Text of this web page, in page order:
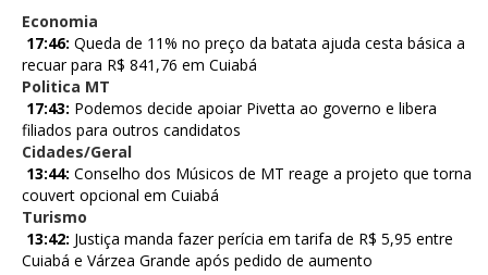
Economia
17:46: Queda de 11% no preço da batata ajuda cesta básica a
recuar para R$ 841,76 em Cuiabá
Politica MT
17:43: Podemos decide apoiar Pivetta ao governo e libera
filiados para outros candidatos
Cidades/Geral
13:44: Conselho dos Músicos de MT reage a projeto que torna
couvert opcional em Cuiabá
Turismo
13:42: Justiça manda fazer perícia em tarifa de R$ 5,95 entre
Cuiabá e Várzea Grande após pedido de aumento